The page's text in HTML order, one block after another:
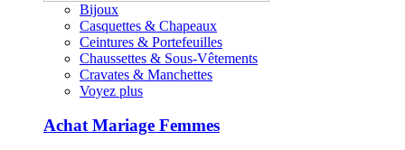
Bijoux
Casquettes & Chapeaux
Ceintures & Portefeuilles
Chaussettes & Sous-Vêtements
Cravates & Manchettes
Voyez plus
Achat Mariage Femmes